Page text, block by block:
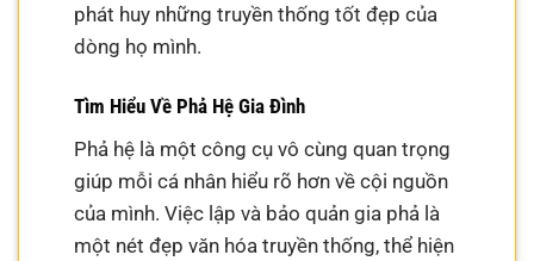
phát huy những truyền thống tốt đẹp của
dòng họ mình.
Tìm Hiểu Về Phả Hệ Gia Đình
Phả hệ là một công cụ vô cùng quan trọng
giúp mỗi cá nhân hiểu rõ hơn về cội nguồn
của mình. Việc lập và bảo quản gia phả là
một nét đẹp văn hóa truyền thống, thể hiện